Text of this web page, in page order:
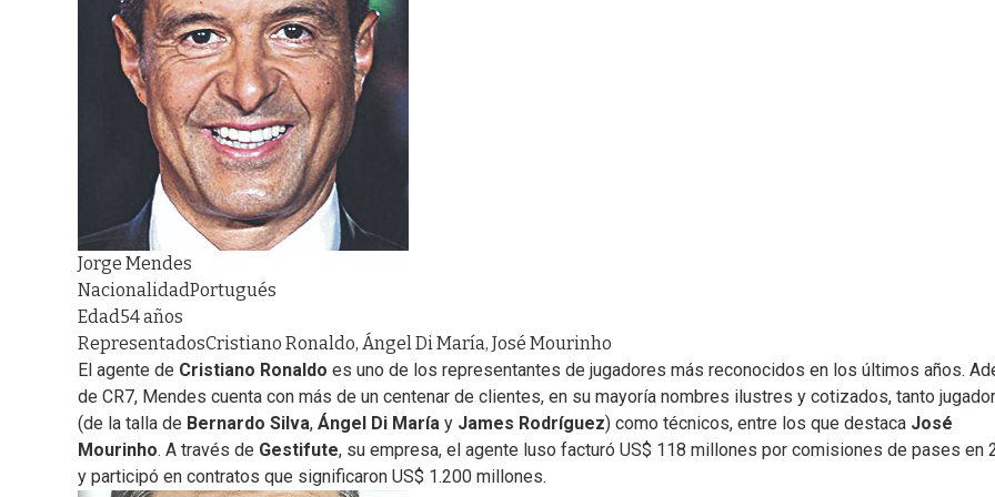
Jorge Mendes
NacionalidadPortugués
Edad54 años
RepresentadosCristiano Ronaldo, Ángel Di María, José Mourinho
El agente de Cristiano Ronaldo es uno de los representantes de jugadores más reconocidos en los últimos años.
de CR7, Mendes cuenta con más de un centenar de clientes, en su mayoría nombres ilustres y cotizados, tanto
(de la talla de Bernardo Silva, Ángel Di María y James Rodríguez) como técnicos, entre los que destaca José
Mourinho. A través de Gestifute, su empresa, el agente luso facturó US$ 118 millones por comisiones de pases en
y participó en contratos que significaron US$ 1.200 millones.